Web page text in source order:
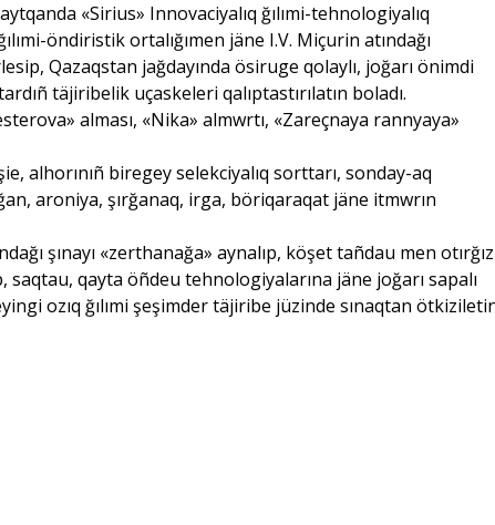
«Sirius» Innovaciyalıq ğılımi-tehnologiyalıq
öndiristik ortalığımen jäne I.V. Miçurin atındağı
Qazaqstan jağdayında ösiruge qolaylı, joğarı önimdi
täjiribelik uçaskeleri qalıptastırılatın boladı.
alması, «Nika» almwrtı, «Zareçnaya rannyaya»
alhorınıñ biregey selekciyalıq sorttarı, sonday-aq
aroniya, şırğanaq, irga, böriqaraqat jäne itmwrın
şınayı «zerthanağa» aynalıp, köşet tañdau men
saqtau, qayta öñdeu tehnologiyalarına jäne joğarı sapalı
ozıq ğılımi şeşimder täjiribe jüzinde sınaqtan